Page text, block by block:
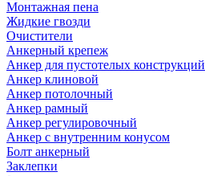
Монтажная пена
Жидкие гвозди
Очистители
Анкерный крепеж
Анкер для пустотелых конструкций
Анкер клиновой
Анкер потолочный
Анкер рамный
Анкер регулировочный
Анкер с внутренним конусом
Болт анкерный
Заклепки